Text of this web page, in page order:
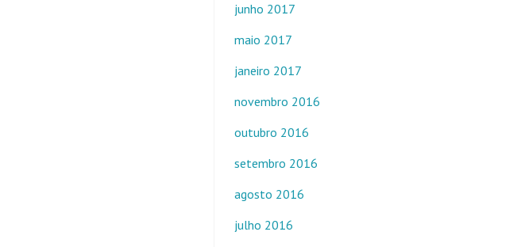
junho 2017
maio 2017
janeiro 2017
novembro 2016
outubro 2016
setembro 2016
agosto 2016
julho 2016